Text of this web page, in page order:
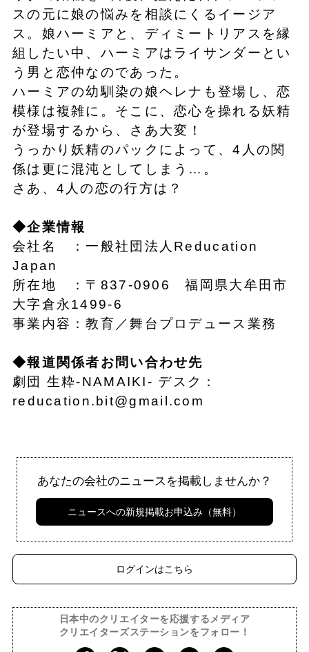
スの元に娘の悩みを相談にくるイージア
ス。娘ハーミアと、ディミートリアスを縁
組したい中、ハーミアはライサンダーとい
う男と恋仲なのであった。
ハーミアの幼馴染の娘ヘレナも登場し、恋
模様は複雑に。そこに、恋心を操れる妖精
が登場するから、さあ大変！
うっかり妖精のパックによって、4人の関
係は更に混沌としてしまう…。
さあ、4人の恋の行方は？
◆企業情報
会社名 ：一般社団法人Reducation
Japan
所在地 ：〒837-0906 福岡県大牟田市
大字倉永1499-6
事業内容：教育／舞台プロデュース業務
◆報道関係者お問い合わせ先
劇団 生粋-NAMAIKI- デスク：
reducation.bit@gmail.com
あなたの会社のニュースを掲載しませんか？
ニュースへの新規掲載お申込み（無料）
ログインはこちら
日本中のクリエイターを応援するメディア
クリエイターズステーションをフォロー！